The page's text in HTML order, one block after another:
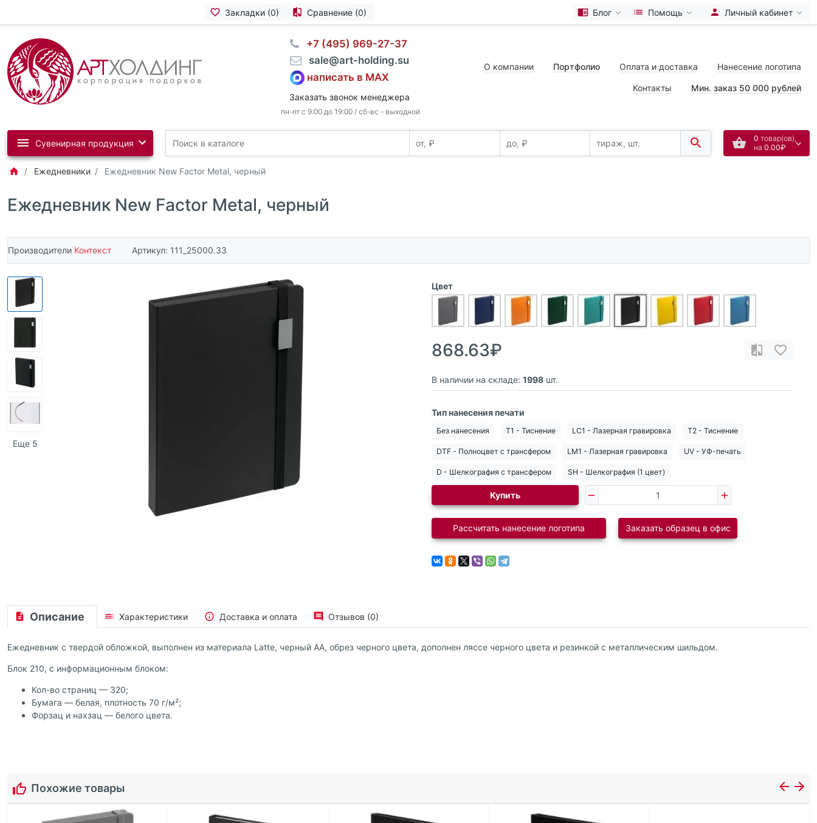
Закладки (0) Сравнение (0) Блог Помощь Личный кабинет
⠀+7 (495) 969-27-37
⠀sale@art-holding.su
написать в MAX
Заказать звонок менеджера
пн-пт с 9:00 до 19:00 / сб-вс - выходной
О компании Портфолио Оплата и доставка Нанесение логотипа
Контакты Мин. заказ 50 000 рублей
0 товар(ов),
на 0.00₽
Сувенирная продукция
Ежедневники Ежедневник New Factor Metal, черный
Ежедневник New Factor Metal, черный
Производители Контекст Артикул: 111_25000.33
Еще 5
Цвет
868.63₽
В наличии на складе: 1998 шт.
Тип нанесения печати
Без нанесения T1 - Тиснение LC1 - Лазерная гравировка T2 - Тиснение
DTF - Полноцвет с трансфером LM1 - Лазерная гравировка UV - УФ-печать
D - Шелкография с трансфером SH - Шелкография (1 цвет)
Купить
Рассчитать нанесение логотипа Заказать образец в офис
Описание Характеристики Доставка и оплата Отзывов (0)
Ежедневник с твердой обложкой, выполнен из материала Latte, черный АА, обрез черного цвета, дополнен ляссе черного цвета и резинкой с металлическим шильдом.
Блок 210, с информационным блоком:
Кол-во страниц — 320;
Бумага — белая, плотность 70 г/м²;
Форзац и нахзац — белого цвета.
Похожие товары